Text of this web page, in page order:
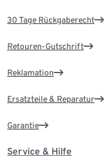
30 Tage Rückgaberecht
Retouren-Gutschrift
Reklamation
Ersatzteile & Reparatur
Garantie
Service & Hilfe